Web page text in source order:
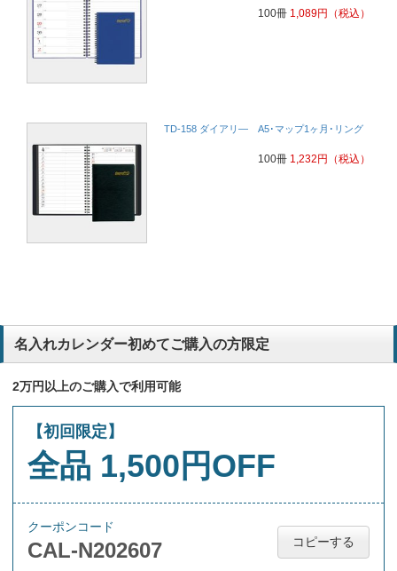
100冊 1,089円 （税込）
TD-158 ダイアリ― A5･マップ1ヶ月･リング
100冊 1,232 円 （税込）
名入れカレンダー初めてご購入の方限定
2万円以上のご購入で利用可能
【初回限定】
全品 1,500円OFF
クーポンコード
CAL-N202607 コピーする